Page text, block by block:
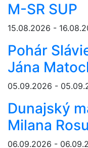
M-SR SUP
15.08.2026 -
Pohár
Jána
05.09.2026 -
Dunajský
Milana Rosu
06.09.2026 -